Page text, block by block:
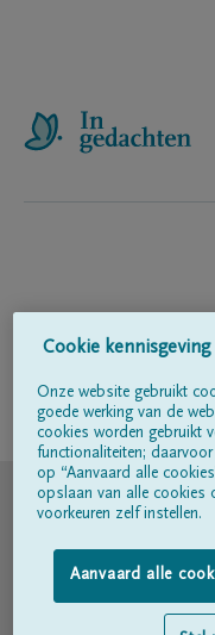
Volg ons op
Cookie kennisgeving
Onze website gebruikt
goede werking van de
cookies worden gebruikt
functionaliteiten;
op “Aanvaard alle
opslaan van alle cookies
voorkeuren zelf instellen.
Aanvaard alle